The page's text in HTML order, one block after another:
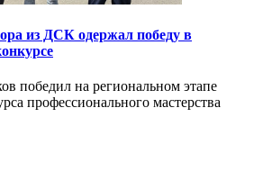
из ДСК одержал победу в
победил на региональном этапе
профессионального мастерства